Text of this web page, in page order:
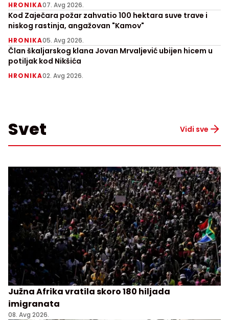
HRONIKA07. Avg 2026.
Kod Zaječara požar zahvatio 100 hektara suve trave i
niskog rastinja, angažovan "Kamov"
HRONIKA05. Avg 2026.
Član škaljarskog klana Jovan Mrvaljević ubijen hicem u
potiljak kod Nikšića
HRONIKA02. Avg 2026.
Svet Vidi sve
Južna Afrika vratila skoro 180 hiljada
imigranata
08. Avg 2026.